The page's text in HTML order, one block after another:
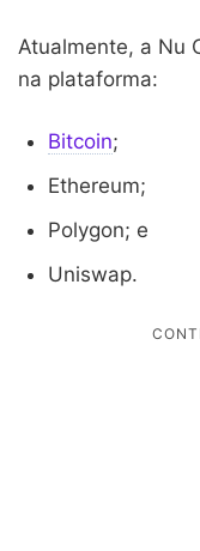
Atualmente, a Nu
na plataforma:
Bitcoin;
Ethereum;
Polygon; e
Uniswap.